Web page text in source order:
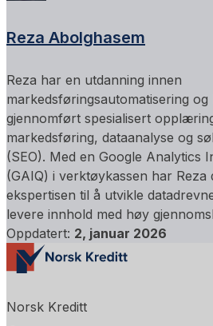
Reza Abolghasem
Reza har en utdanning innen
markedsføringsautomatisering og
gjennomført spesialisert
markedsføring, dataanalyse og
(SEO). Med en Google Analytics
(GAIQ) i verktøykassen har Reza
ekspertisen til å utvikle
levere innhold med høy
Oppdatert: 2, januar 2026
Norsk Kreditt